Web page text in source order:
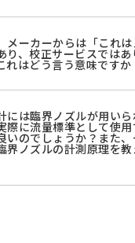
メーカーからは「これ
り、校正サービスではあ
れはどう言う意味ですか
には臨界ノズルが用い
際に流量標準として使
いのでしょうか？また
界ノズルの計測原理を